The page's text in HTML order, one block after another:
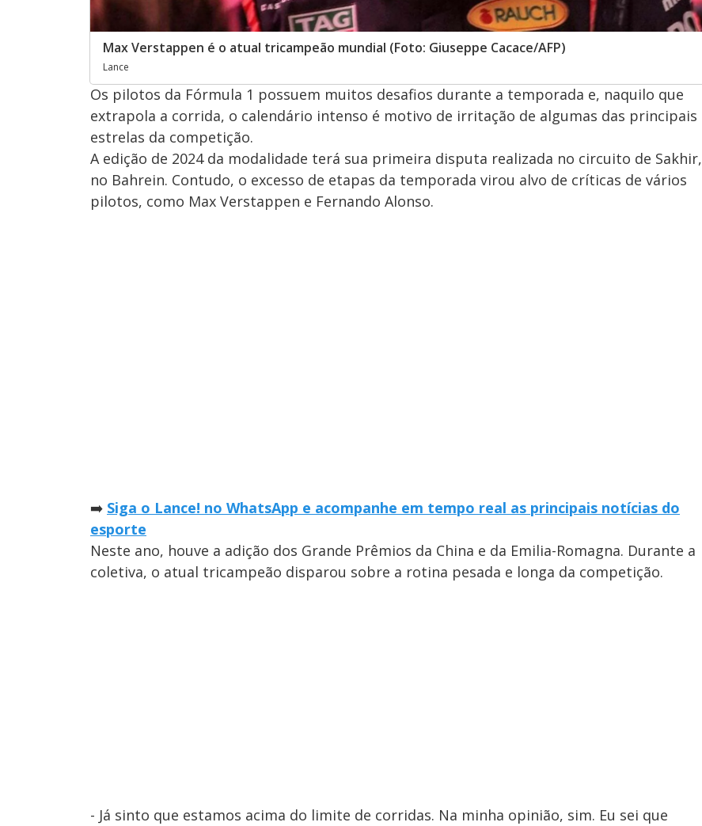
Max Verstappen é o atual tricampeão mundial (Foto: Giuseppe Cacace/AFP)
Lance
Os pilotos da Fórmula 1 possuem muitos desafios durante a temporada e, naquilo que
extrapola a corrida, o calendário intenso é motivo de irritação de algumas das principais
estrelas da competição.
A edição de 2024 da modalidade terá sua primeira disputa realizada no circuito de Sakhir,
no Bahrein. Contudo, o excesso de etapas da temporada virou alvo de críticas de vários
pilotos, como Max Verstappen e Fernando Alonso.
➡️ Siga o Lance! no WhatsApp e acompanhe em tempo real as principais notícias do
esporte
Neste ano, houve a adição dos Grande Prêmios da China e da Emilia-Romagna. Durante a
coletiva, o atual tricampeão disparou sobre a rotina pesada e longa da competição.
- Já sinto que estamos acima do limite de corridas. Na minha opinião, sim. Eu sei que